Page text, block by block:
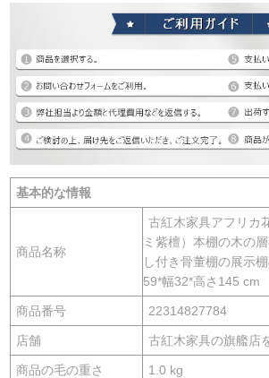
基本的な情報
商品名称
古紅木家具アフリカ
ミ紫檀）本棚の木の
し付き骨董棚の展示
59*幅32*高さ145 cm
商品番号 22314827784
店舗 古紅木家具の旗艦店
商品の毛の重さ 1.0 kg